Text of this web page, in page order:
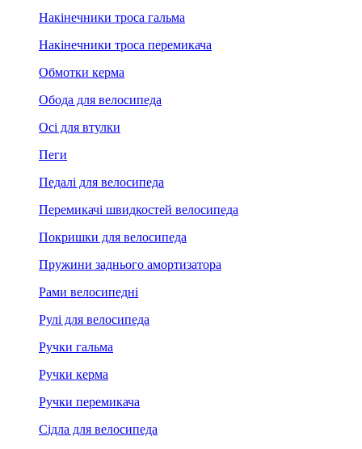
Накінечники троса гальма
Накінечники троса перемикача
Обмотки керма
Обода для велосипеда
Осі для втулки
Пеги
Педалі для велосипеда
Перемикачі швидкостей велосипеда
Покришки для велосипеда
Пружини заднього амортизатора
Рами велосипедні
Рулі для велосипеда
Ручки гальма
Ручки керма
Ручки перемикача
Сідла для велосипеда